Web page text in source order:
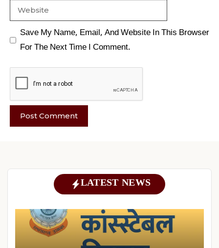
Website
Save My Name, Email, And Website In This Browser
For The Next Time I Comment.
LATEST NEWS